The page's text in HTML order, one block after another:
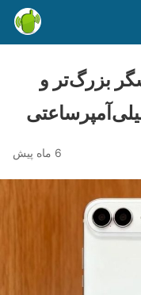
بزرگ‌تر و
6 ماه پیش